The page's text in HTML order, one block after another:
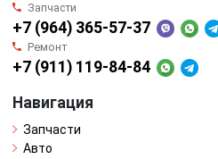
Запчасти
+7 (964) 365-57-37
Ремонт
+7 (911) 119-84-84
Навигация
Запчасти
Авто